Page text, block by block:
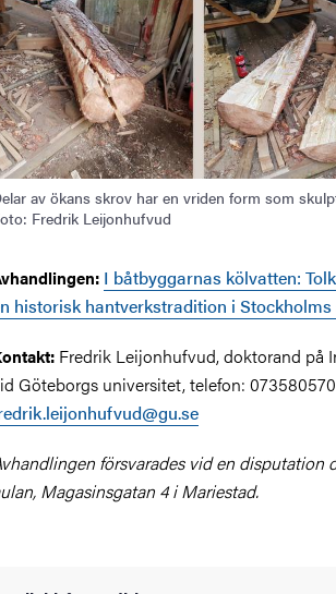
av ökans skrov har en vriden form som
Fredrik Leijonhufvud
I båtbyggarnas kölvatten:
historisk hantverkstradition i
Fredrik Leijonhufvud, doktorand på
Göteborgs universitet, telefon:
försvarades vid en disputation
Magasinsgatan 4 i Mariestad.